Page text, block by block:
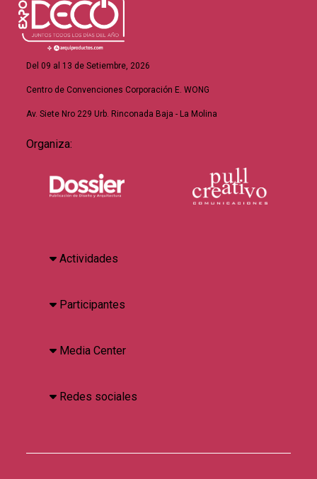
Del 09 al 13 de Setiembre, 2026
Centro de Convenciones Corporación E. WONG
Av. Siete Nro 229 Urb. Rinconada Baja - La Molina
Organiza:
Actividades
Participantes
Media Center
Redes sociales